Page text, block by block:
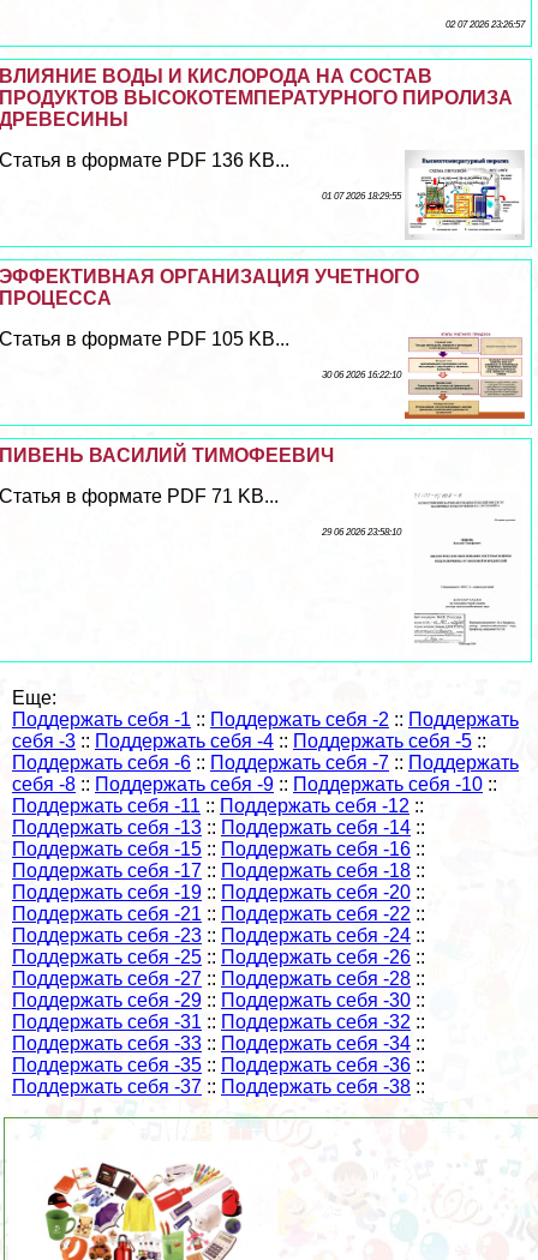
02 07 2026 23:26:57
ВЛИЯНИЕ ВОДЫ И КИСЛОРОДА НА СОСТАВ
ПРОДУКТОВ ВЫСОКОТЕМПЕРАТУРНОГО ПИРОЛИЗА
ДРЕВЕСИНЫ
Статья в формате PDF 136 KB...
01 07 2026 18:29:55
ЭФФЕКТИВНАЯ ОРГАНИЗАЦИЯ УЧЕТНОГО
ПРОЦЕССА
Статья в формате PDF 105 KB...
30 06 2026 16:22:10
ПИВЕНЬ ВАСИЛИЙ ТИМОФЕЕВИЧ
Статья в формате PDF 71 KB...
29 06 2026 23:58:10
Еще:
Поддержать себя -1 :: Поддержать себя -2 :: Поддержать
себя -3 :: Поддержать себя -4 :: Поддержать себя -5 ::
Поддержать себя -6 :: Поддержать себя -7 :: Поддержать
себя -8 :: Поддержать себя -9 :: Поддержать себя -10 ::
Поддержать себя -11 :: Поддержать себя -12 ::
Поддержать себя -13 :: Поддержать себя -14 ::
Поддержать себя -15 :: Поддержать себя -16 ::
Поддержать себя -17 :: Поддержать себя -18 ::
Поддержать себя -19 :: Поддержать себя -20 ::
Поддержать себя -21 :: Поддержать себя -22 ::
Поддержать себя -23 :: Поддержать себя -24 ::
Поддержать себя -25 :: Поддержать себя -26 ::
Поддержать себя -27 :: Поддержать себя -28 ::
Поддержать себя -29 :: Поддержать себя -30 ::
Поддержать себя -31 :: Поддержать себя -32 ::
Поддержать себя -33 :: Поддержать себя -34 ::
Поддержать себя -35 :: Поддержать себя -36 ::
Поддержать себя -37 :: Поддержать себя -38 ::